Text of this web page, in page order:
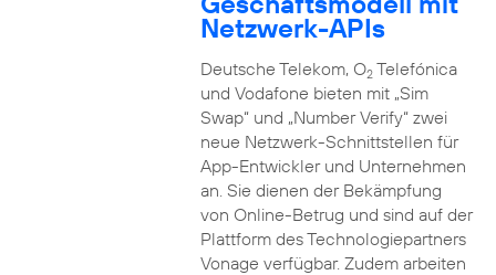
Netzwerk-APIs
Deutsche Telekom, O2Telefónica
und Vodafone bieten mit „Sim
Swap“ und „Number Verify“ zwei
neue Netzwerk-Schnittstellen für
App-Entwickler und Unternehmen
an. Sie dienen der Bekämpfung
von Online-Betrug und sind auf der
Plattform des Technologiepartners
Vonage verfügbar. Zudem arbeiten